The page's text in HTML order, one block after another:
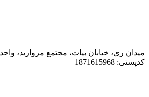
میدان ری، خیابان بیات، مجتمع مروارید، واحد 406
کدپستی: 1871615968